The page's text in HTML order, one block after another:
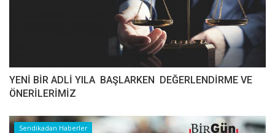
YENİ BİR ADLİ YILA BAŞLARKEN DEĞERLENDİRME VE
ÖNERİLERİMİZ
Sendikadan Haberler